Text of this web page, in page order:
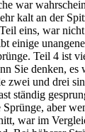
war
kalt an der
eins, war
einige
Teil 4 ist
Sie denken, es
zwei und drei
ständig
Sprünge, aber
war im